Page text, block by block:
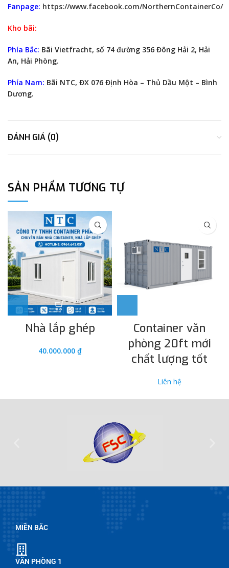
Fanpage: https://www.facebook.com/NorthernContainerCo/
Kho bãi:
Phía Bắc: Bãi Vietfracht, số 74 đường 356 Đông Hải 2, Hải
An, Hải Phòng.
Phía Nam: Bãi NTC, ĐX 076 Định Hòa – Thủ Dầu Một – Bình
Dương.
ĐÁNH GIÁ (0)
SẢN PHẨM TƯƠNG TỰ
Nhà lắp ghép
40.000.000 ₫
Container văn
phòng 20ft mới
chất lượng tốt
Liên hệ
MIỀN BẮC
VĂN PHÒNG 1